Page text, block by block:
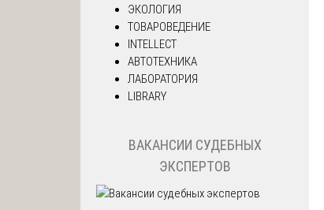
ЭКОЛОГИЯ
ТОВАРОВЕДЕНИЕ
INTELLECT
АВТОТЕХНИКА
ЛАБОРАТОРИЯ
LIBRARY
ВАКАНСИИ СУДЕБНЫХ
ЭКСПЕРТОВ